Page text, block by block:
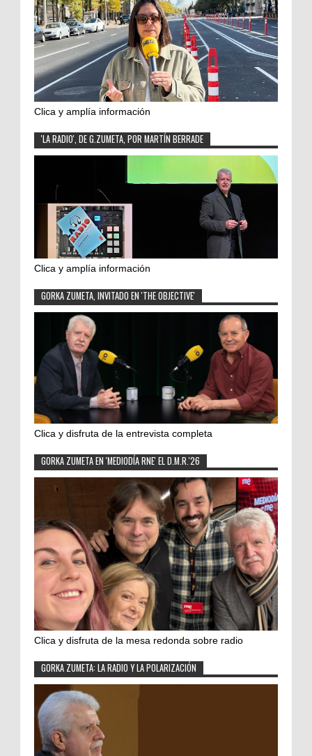
Clica y amplía información
'LA RADIO', DE G.ZUMETA, POR MARTÍN BERRADE
Clica y amplía información
GORKA ZUMETA, INVITADO EN 'THE OBJECTIVE'
Clica y disfruta de la entrevista completa
GORKA ZUMETA EN 'MEDIODÍA RNE' EL D.M.R.'26
Clica y disfruta de la mesa redonda sobre radio
GORKA ZUMETA: LA RADIO Y LA POLARIZACIÓN